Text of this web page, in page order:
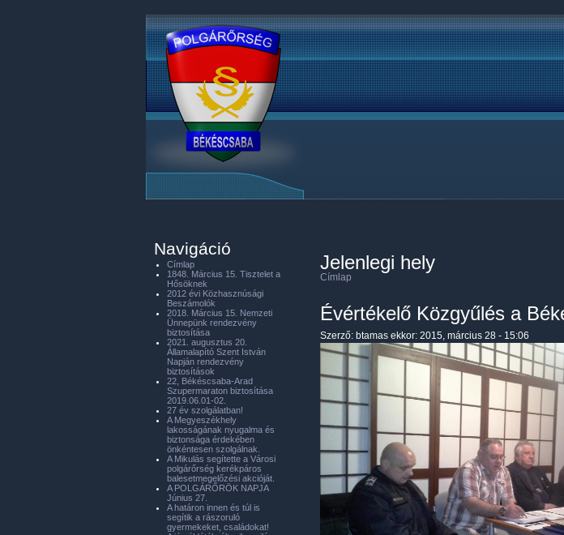
Jelenlegi hely
Címlap
Évértékelő Közgyűlés a
Szerző: btamas ekkor: 2015, március 28 - 15:06
Navigáció
Címlap
1848. Március 15. Tisztelet a
Hősöknek
2012 évi Közhasznúsági
Beszámolók
2018. Március 15. Nemzeti
Ünnepünk rendezvény
biztosítása
2021. augusztus 20.
Államalapító Szent István
Napján rendezvény
biztosítások
22, Békéscsaba-Arad
Szupermaraton biztosítása
2019.06.01-02.
27 év szolgálatban!
A Megyeszékhely
lakosságának nyugalma és
biztonsága érdekében
önkéntesen szolgálnak.
A Mikulás segítette a Városi
polgárőrség kerékpáros
balesetmegelőzési akcióját.
A POLGÁRŐRÖK NAPJA
Június 27.
A határon innen és túl is
segítik a rászoruló
gyermekeket, családokat!